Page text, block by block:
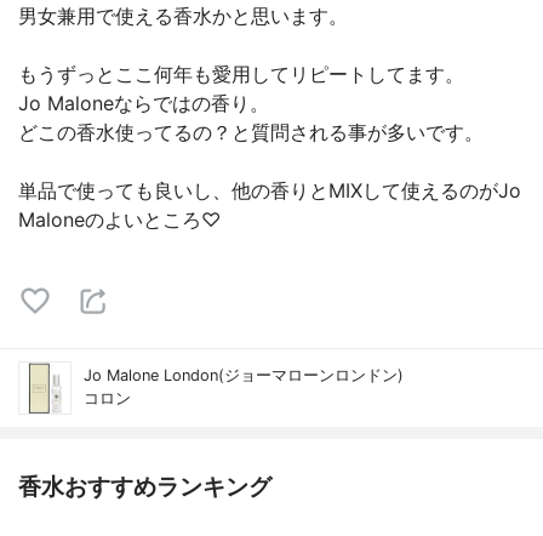
男女兼用で使える香水かと思います。
もうずっとここ何年も愛用してリピートしてます。
Jo Maloneならではの香り。
どこの香水使ってるの？と質問される事が多いです。
単品で使っても良いし、他の香りとMIXして使えるのがJo
Maloneのよいところ♡
Jo Malone London(ジョーマローンロンドン)
コロン
香水おすすめランキング